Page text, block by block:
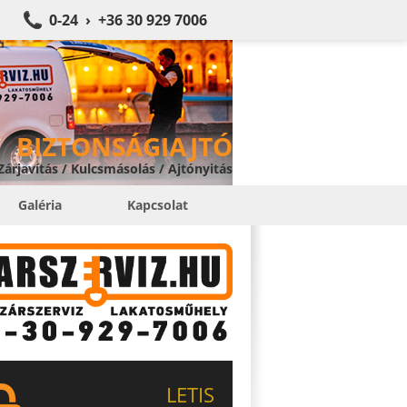
0-24 › +36 30 929 7006
BIZTONSÁGIAJTÓ
/ Kulcsmásolás / Ajtónyitás
Galéria Kapcsolat
LETIS